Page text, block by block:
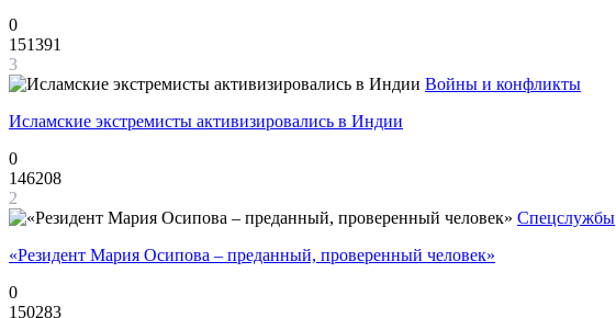
0
151391
3
Войны и конфликты
Исламские экстремисты активизировались в Индии
0
146208
2
Спецслужбы
«Резидент Мария Осипова – преданный, проверенный человек»
0
150283